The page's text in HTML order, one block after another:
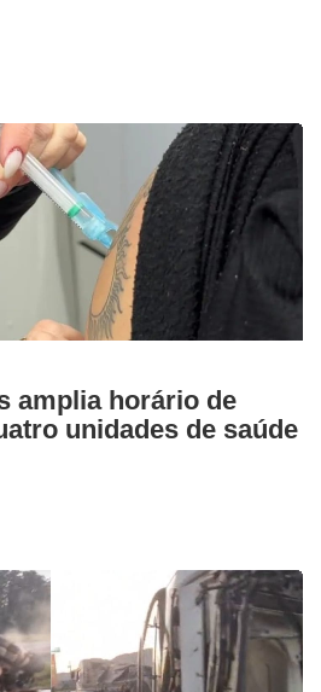
amplia horário de
unidades de saúde